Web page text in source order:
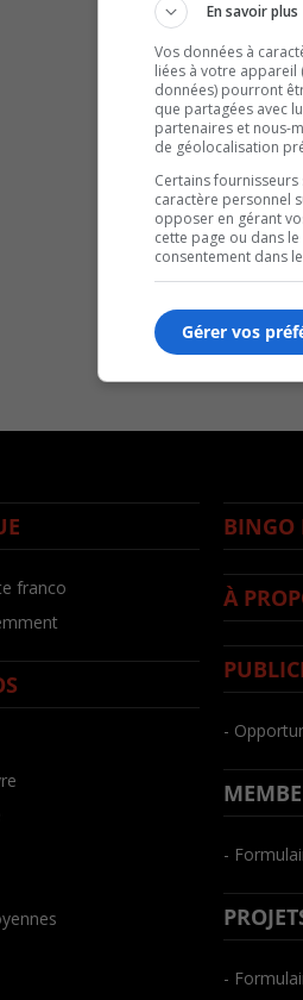
franco
BINGO
À
-
-
-
En savoir plus
Vos données à
liées à votre appareil
données) pourront
que partagées avec
partenaires et nous-
de géolocalisation
Certains
caractère personnel
opposer en gérant
cette page ou dans
consentement dans
Gérer vos